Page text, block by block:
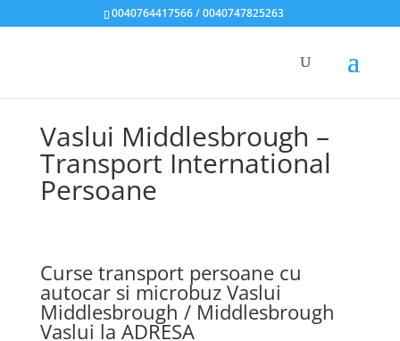
0040764417566 / 0040747825263
Vaslui Middlesbrough –
Transport International
Persoane
Curse transport persoane cu
autocar si microbuz Vaslui
Middlesbrough / Middlesbrough
Vaslui la ADRESA